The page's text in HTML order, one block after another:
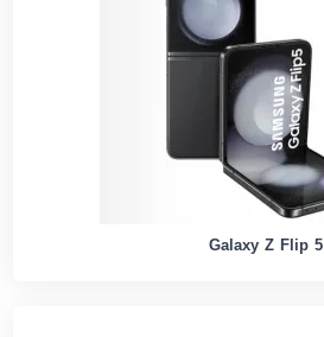
Galaxy Z Flip 5